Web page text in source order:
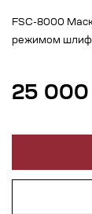
FSC-8000
режимом
25 000